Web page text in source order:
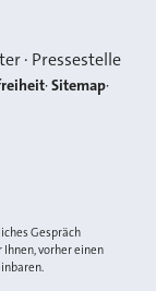
· Pressestelle
Sitemap
Gespräch
vorher einen